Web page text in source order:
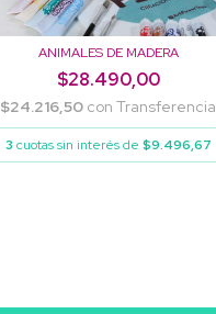
ANIMALES DE MADERA
$28.490,00
$24.216,50 con Transferencia
3 cuotas sin interés de $9.496,67